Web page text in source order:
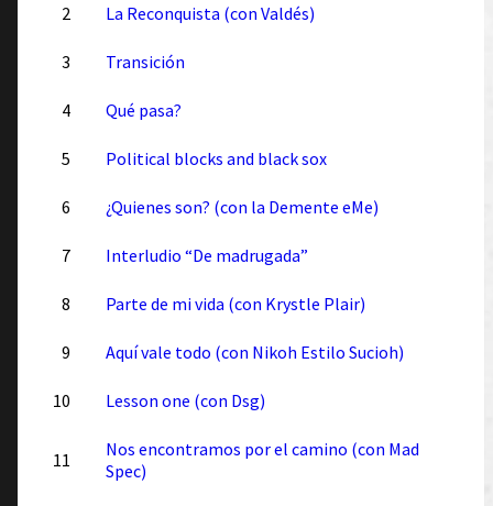
2 La Reconquista (con Valdés)
3 Transición
4 Qué pasa?
5 Political blocks and black sox
6 ¿Quienes son? (con la Demente eMe)
7 Interludio “De madrugada”
8 Parte de mi vida (con Krystle Plair)
9 Aquí vale todo (con Nikoh Estilo Sucioh)
10 Lesson one (con Dsg)
11
Nos encontramos por el camino (con Mad
Spec)